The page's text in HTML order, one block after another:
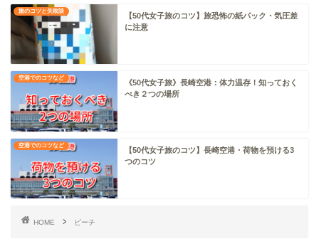
旅のコツと失敗談
【50代女子旅のコツ】旅恐怖の紙パック・気圧差
に注意
空港でのコツなど
《50代女子旅》長崎空港：体力温存！知っておく
べき２つの場所
空港でのコツなど
【50代女子旅のコツ】長崎空港・荷物を預ける3
つのコツ
HOME ピーチ